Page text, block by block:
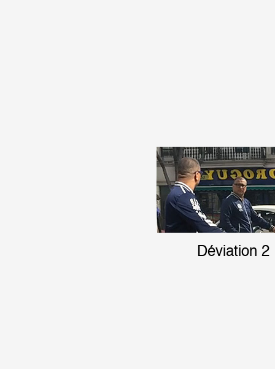
Collection vidéos
Candidater
Déviation 2